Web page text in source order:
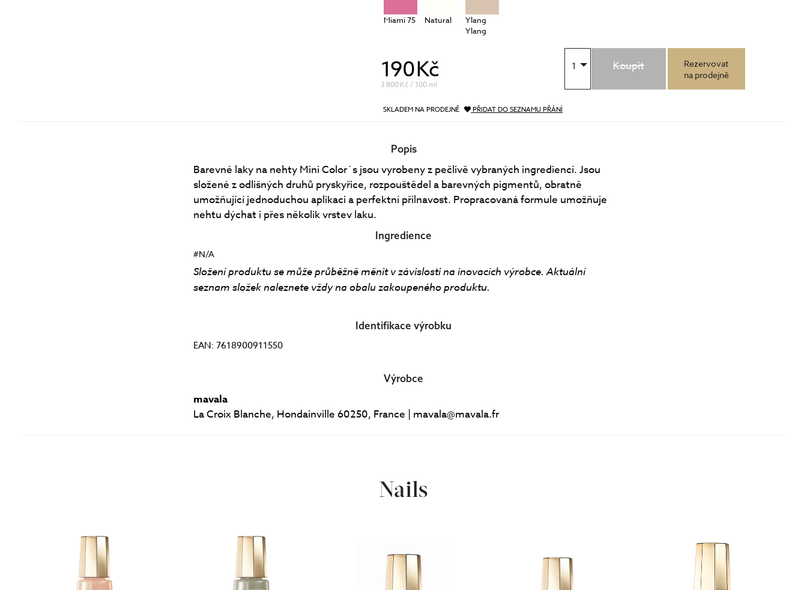
Miami 75 Natural
Ylang
Ylang
190 Kč
3 800 Kč / 100 ml
1 Koupit
Rezervovat
na prodejně
SKLADEM NA PRODEJNĚ PŘIDAT DO SEZNAMU PŘÁNÍ
Popis
Barevné laky na nehty Mini Color´s jsou vyrobeny z pečlivě vybraných ingrediencí. Jsou
složené z odlišných druhů pryskyřice, rozpouštědel a barevných pigmentů, obratně
umožňující jednoduchou aplikaci a perfektní přilnavost. Propracovaná formule umožňuje
nehtu dýchat i přes několik vrstev laku.
Ingredience
#N/A
Složení produktu se může průběžně měnit v závislosti na inovacích výrobce. Aktuální
seznam složek naleznete vždy na obalu zakoupeného produktu.
Identifikace výrobku
EAN: 7618900911550
Výrobce
mavala
La Croix Blanche, Hondainville 60250, France | mavala@mavala.fr
Nails